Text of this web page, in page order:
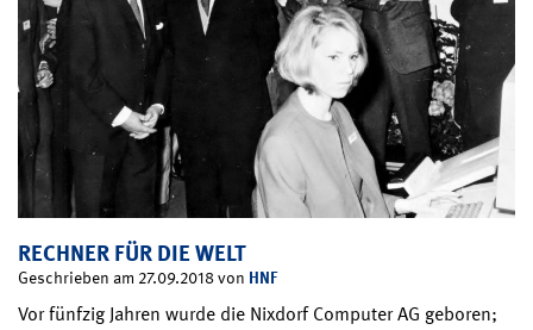
RECHNER FÜR DIE WELT
Geschrieben am 27.09.2018 von HNF
Vor fünfzig Jahren wurde die Nixdorf Computer AG geboren;